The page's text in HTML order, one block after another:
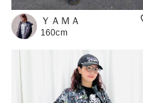
ＹＡＭＡ
160cm